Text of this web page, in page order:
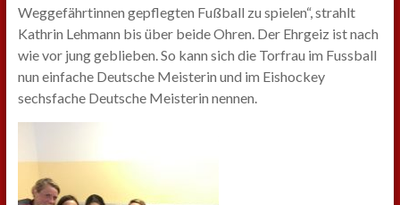
Weggefährtinnen gepflegten Fußball zu spielen“, strahlt
Kathrin Lehmann bis über beide Ohren. Der Ehrgeiz ist nach
wie vor jung geblieben. So kann sich die Torfrau im Fussball
nun einfache Deutsche Meisterin und im Eishockey
sechsfache Deutsche Meisterin nennen.